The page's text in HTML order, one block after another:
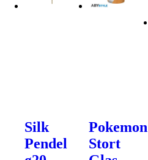
Silk
Pendel
Pokemon
Stort